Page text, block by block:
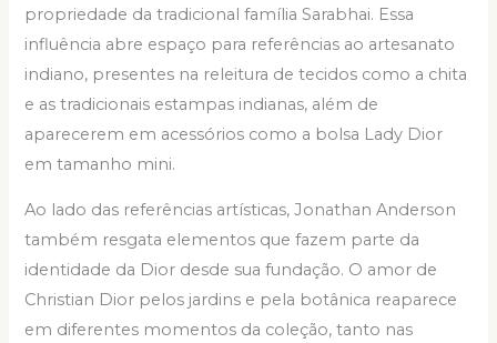
propriedade da tradicional família Sarabhai. Essa
influência abre espaço para referências ao artesanato
indiano, presentes na releitura de tecidos como a chita
e as tradicionais estampas indianas, além de
aparecerem em acessórios como a bolsa Lady Dior
em tamanho mini.
Ao lado das referências artísticas, Jonathan Anderson
também resgata elementos que fazem parte da
identidade da Dior desde sua fundação. O amor de
Christian Dior pelos jardins e pela botânica reaparece
em diferentes momentos da coleção, tanto nas